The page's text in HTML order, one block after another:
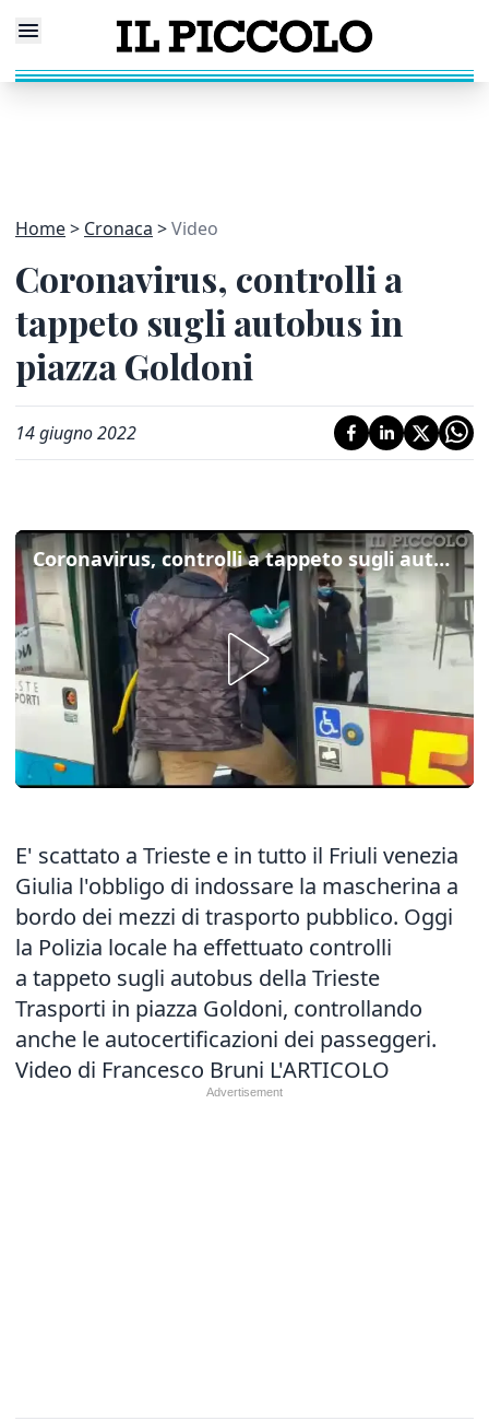
Home Cronaca Video
Coronavirus, controlli a
tappeto sugli autobus in
piazza Goldoni
14 giugno 2022
Coronavirus, controlli a tappeto sugli autobus in piazza Goldoni
E' scattato a Trieste e in tutto il Friuli venezia
Giulia l'obbligo di indossare la mascherina a
bordo dei mezzi di trasporto pubblico. Oggi
la Polizia locale ha effettuato controlli
a tappeto sugli autobus della Trieste
Trasporti in piazza Goldoni, controllando
anche le autocertificazioni dei passeggeri.
Video di Francesco Bruni L'ARTICOLO